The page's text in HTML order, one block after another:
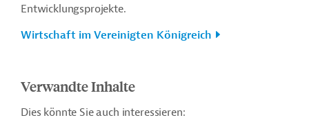
Entwicklungsprojekte.
Wirtschaft im Vereinigten Königreich
Verwandte Inhalte
Dies könnte Sie auch interessieren: